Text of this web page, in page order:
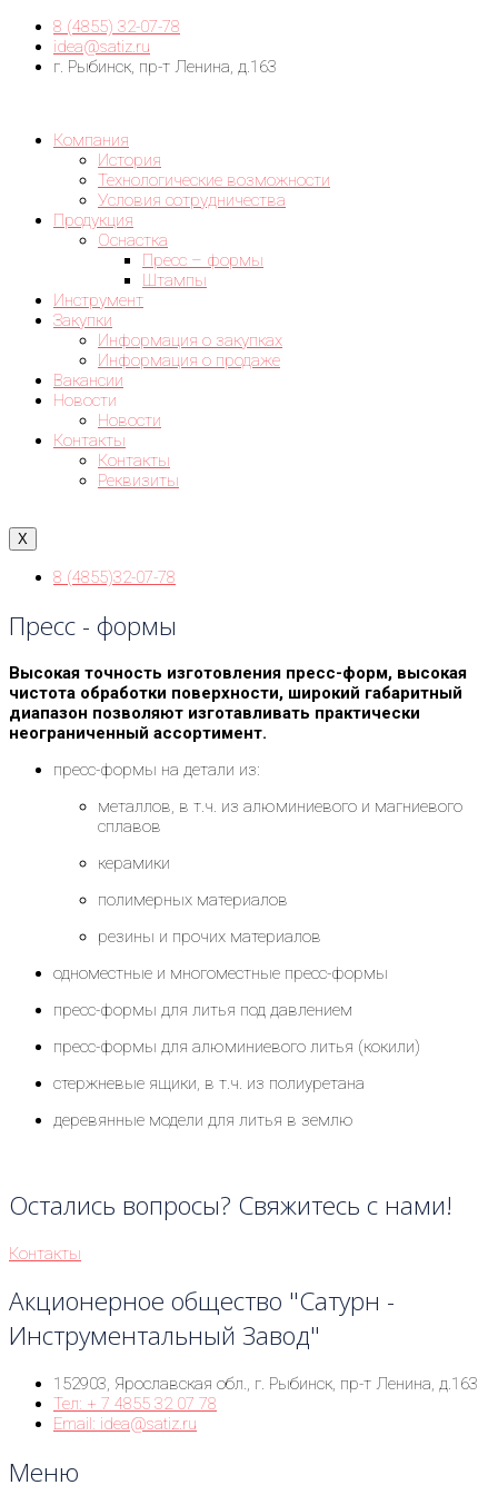
8 (4855) 32-07-78
idea@satiz.ru
г. Рыбинск, пр-т Ленина, д.163
Компания
История
Технологические возможности
Условия сотрудничества
Продукция
Оснастка
Пресс – формы
Штампы
Инструмент
Закупки
Информация о закупках
Информация о продаже
Вакансии
Новости
Новости
Контакты
Контакты
Реквизиты
X
8 (4855)32-07-78
Пресс - формы
Высокая точность изготовления пресс-форм, высокая
чистота обработки поверхности, широкий габаритный
диапазон позволяют изготавливать практически
неограниченный ассортимент.
пресс-формы на детали из:
металлов, в т.ч. из алюминиевого и магниевого
сплавов
керамики
полимерных материалов
резины и прочих материалов
одноместные и многоместные пресс-формы
пресс-формы для литья под давлением
пресс-формы для алюминиевого литья (кокили)
стержневые ящики, в т.ч. из полиуретана
деревянные модели для литья в землю
Остались вопросы? Свяжитесь с нами!
Контакты
Акционерное общество "Сатурн -
Инструментальный Завод"
152903, Ярославская обл., г. Рыбинск, пр-т Ленина, д.163
Тел: + 7 4855 32 07 78
Email: idea@satiz.ru
Меню